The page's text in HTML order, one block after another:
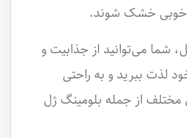
خوبی خشک شوند.
شما می‌توانید از جذابیت و
لذت ببرید و به راحتی
مختلف از جمله بلومینگ ژل